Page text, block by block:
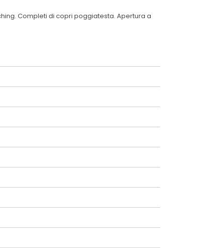
Completi di copri poggiatesta. Apertura a